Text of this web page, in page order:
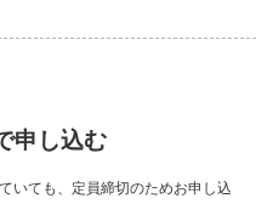
申し込む
いても、定員締切のためお申し込